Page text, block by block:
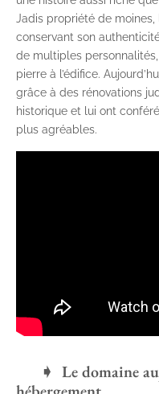
Jadis propriété de
conservant son
de multiples
pierre à l’édifice.
grâce à des rénovations
historique et lui ont
plus agréables.
Le domaine